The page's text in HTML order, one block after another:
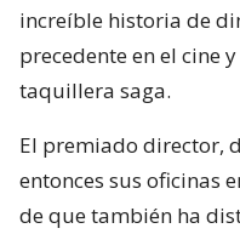
increíble historia de
precedente en el cine
taquillera saga.
El premiado director,
entonces sus oficinas
de que también ha